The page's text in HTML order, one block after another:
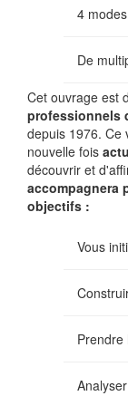
4
De
Cet ouvrage est
professionnels
depuis 1976. Ce
nouvelle fois
découvrir et
accompagnera
objectifs :
Vous
Prendre